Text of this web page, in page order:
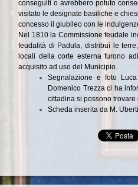
conseguiti o avrebbero potuto
visitato le designate basiliche e
concesso il giubileo con le
Nel 1810 la Commissione feudale
feudalità di Padula, distribuì le
locali della corte esterna furono
acquisito ad uso del Municipio.
Segnalazione e foto
Domenico Trezza ci ha
cittadina si possono
Scheda inserita da M.